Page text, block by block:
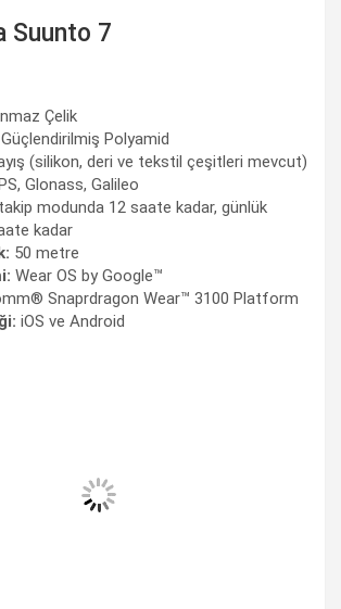
Suunto 7
Çelik
Güçlendirilmiş Polyamid
(silikon, deri ve tekstil çeşitleri mevcut)
Glonass, Galileo
modunda 12 saate kadar, günlük
kadar
50 metre
Wear OS by Google™
Snaprdragon Wear™ 3100 Platform
iOS ve Android